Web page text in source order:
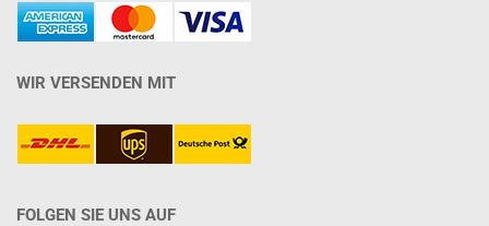
WIR VERSENDEN MIT
FOLGEN SIE UNS AUF